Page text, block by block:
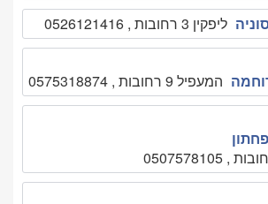
ליפקין 3 רחובות , 0526121416
המעפיל 9 רחובות , 0575318874